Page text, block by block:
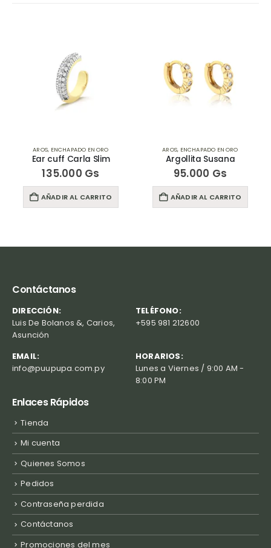
AROS, ENCHAPADO EN ORO
Ear cuff Carla Slim
135.000 Gs
AÑADIR AL CARRITO
AROS, ENCHAPADO EN ORO
Argollita Susana
95.000 Gs
AÑADIR AL CARRITO
Contáctanos
DIRECCIÓN:
Luis De Bolanos &, Carios,
Asunción
TELÉFONO:
+595 981 212600
EMAIL:
info@puupupa.com.py
HORARIOS:
Lunes a Viernes / 9:00 AM -
8:00 PM
Enlaces Rápidos
Tienda
Mi cuenta
Quienes Somos
Pedidos
Contraseña perdida
Contáctanos
Promociones del mes